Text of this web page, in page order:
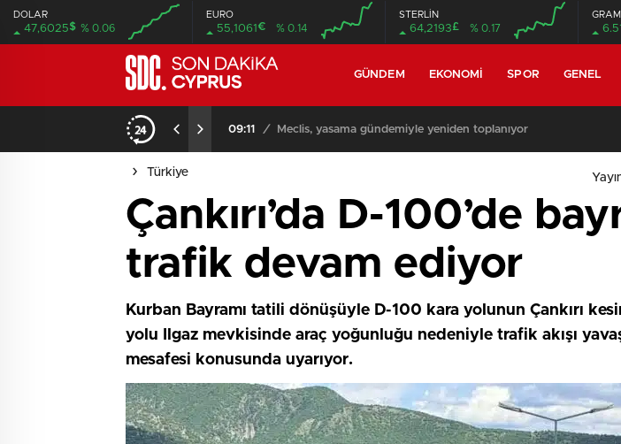
DOLAR
47,6025$ % 0.06
EURO
55,1061€ % 0.14
STERLİN
64,2193£ % 0.17
GÜNDEM EKONOMI SPOR GENEL
09:11 / Meclis, yasama gündemiyle yeniden toplanıyor
Türkiye
Çankırı’da D-100’de
trafik devam ediyor
Kurban Bayramı tatili dönüşüyle D-100 kara yolunun Çankırı
yolu Ilgaz mevkisinde araç yoğunluğu nedeniyle trafik akışı
mesafesi konusunda uyarıyor.